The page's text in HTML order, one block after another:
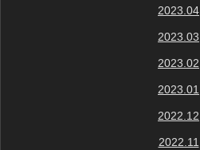
2023.04
2023.03
2023.02
2023.01
2022.12
2022.11